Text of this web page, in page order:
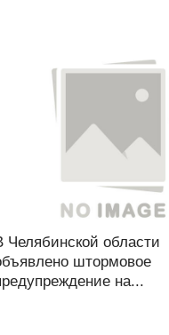
Челябинской области
штормовое
на...